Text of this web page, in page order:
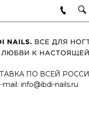
ПО ВСЕЙ РОССИ
mail: info@ibdi-nails.ru